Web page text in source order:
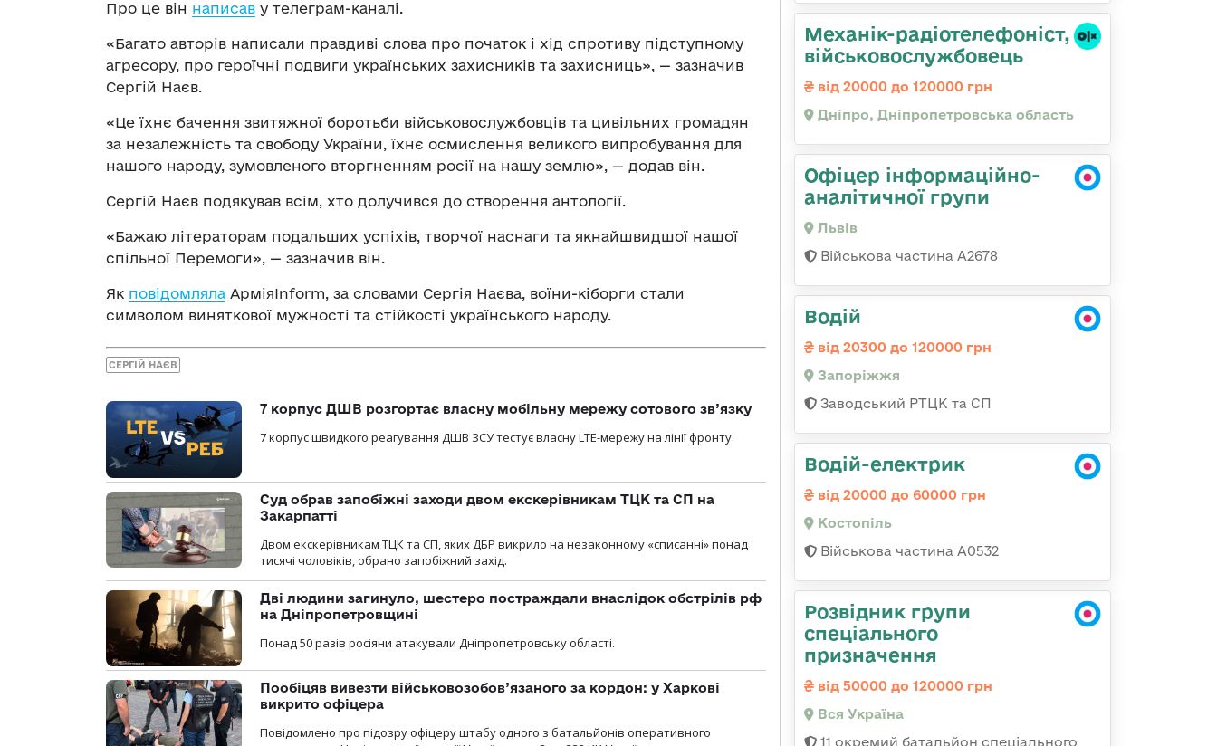
Про це він написав у телеграм-каналі.
«Багато авторів написали правдиві слова про початок і хід спротиву підступному
агресору, про героїчні подвиги українських захисників та захисниць», — зазначив
Сергій Наєв.
«Це їхнє бачення звитяжної боротьби військовослужбовців та цивільних громадян
за незалежність та свободу України, їхнє осмислення великого випробування для
нашого народу, зумовленого вторгненням росії на нашу землю», — додав він.
Сергій Наєв подякував всім, хто долучився до створення антології.
«Бажаю літераторам подальших успіхів, творчої наснаги та якнайшвидшої нашої
спільної Перемоги», — зазначив він.
Як повідомляла АрміяInform, за словами Сергія Наєва, воїни-кіборги стали
символом виняткової мужності та стійкості українського народу.
СЕРГІЙ НАЄВ
7 корпус ДШВ розгортає власну мобільну мережу сотового зв’язку
7 корпус швидкого реагування ДШВ ЗСУ тестує власну LTE-мережу на лінії фронту.
Суд обрав запобіжні заходи двом екскерівникам ТЦК та СП на
Закарпатті
Двом екскерівникам ТЦК та СП, яких ДБР викрило на незаконному «списанні» понад
тисячі чоловіків, обрано запобіжний захід.
Дві людини загинуло, шестеро постраждали внаслідок обстрілів рф
на Дніпропетровщині
Понад 50 разів росіяни атакували Дніпропетровську області.
Пообіцяв вивезти військовозобов’язаного за кордон: у Харкові
викрито офіцера
Повідомлено про підозру офіцеру штабу одного з батальйонів оперативного
Механік-радіотелефоніст,
військовослужбовець
від 20000 до 120000 грн
Дніпро, Дніпропетровська область
Офіцер інформаційно-
аналітичної групи
Львів
Військова частина А2678
Водій
від 20300 до 120000 грн
Запоріжжя
Заводський РТЦК та СП
Водій-електрик
від 20000 до 60000 грн
Костопіль
Військова частина А0532
Розвідник групи
спеціального
призначення
від 50000 до 120000 грн
Вся Україна
11 окремий батальйон спеціального